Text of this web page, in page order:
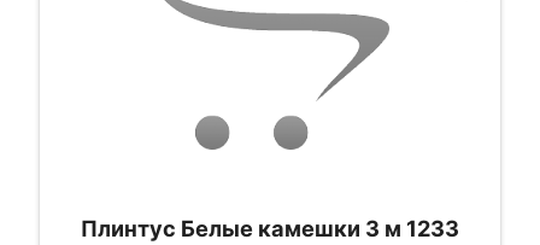
Плинтус Белые камешки 3 м 1233